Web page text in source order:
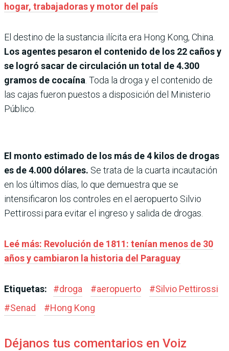
hogar, trabajadoras y motor del país
El destino de la sustancia ilícita era Hong Kong, China.
Los agentes pesaron el contenido de los 22 caños y
se logró sacar de circulación un total de 4.300
gramos de cocaína . Toda la droga y el contenido de
las cajas fueron puestos a disposición del Ministerio
Público.
El monto estimado de los más de 4 kilos de drogas
es de 4.000 dólares. Se trata de la cuarta incautación
en los últimos días, lo que demuestra que se
intensificaron los controles en el aeropuerto Silvio
Pettirossi para evitar el ingreso y salida de drogas.
Leé más: Revolución de 1811: tenían menos de 30
años y cambiaron la historia del Paraguay
Etiquetas: #droga #aeropuerto #Silvio Pettirossi
#Senad #Hong Kong
Déjanos tus comentarios en Voiz